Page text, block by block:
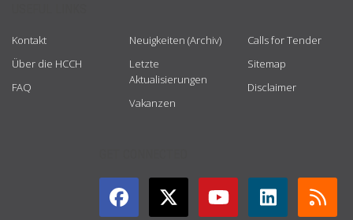
Kontakt
Über die HCCH
FAQ
Neuigkeiten (Archiv)
Letzte
Aktualisierungen
Vakanzen
Calls for Tender
Sitemap
Disclaimer